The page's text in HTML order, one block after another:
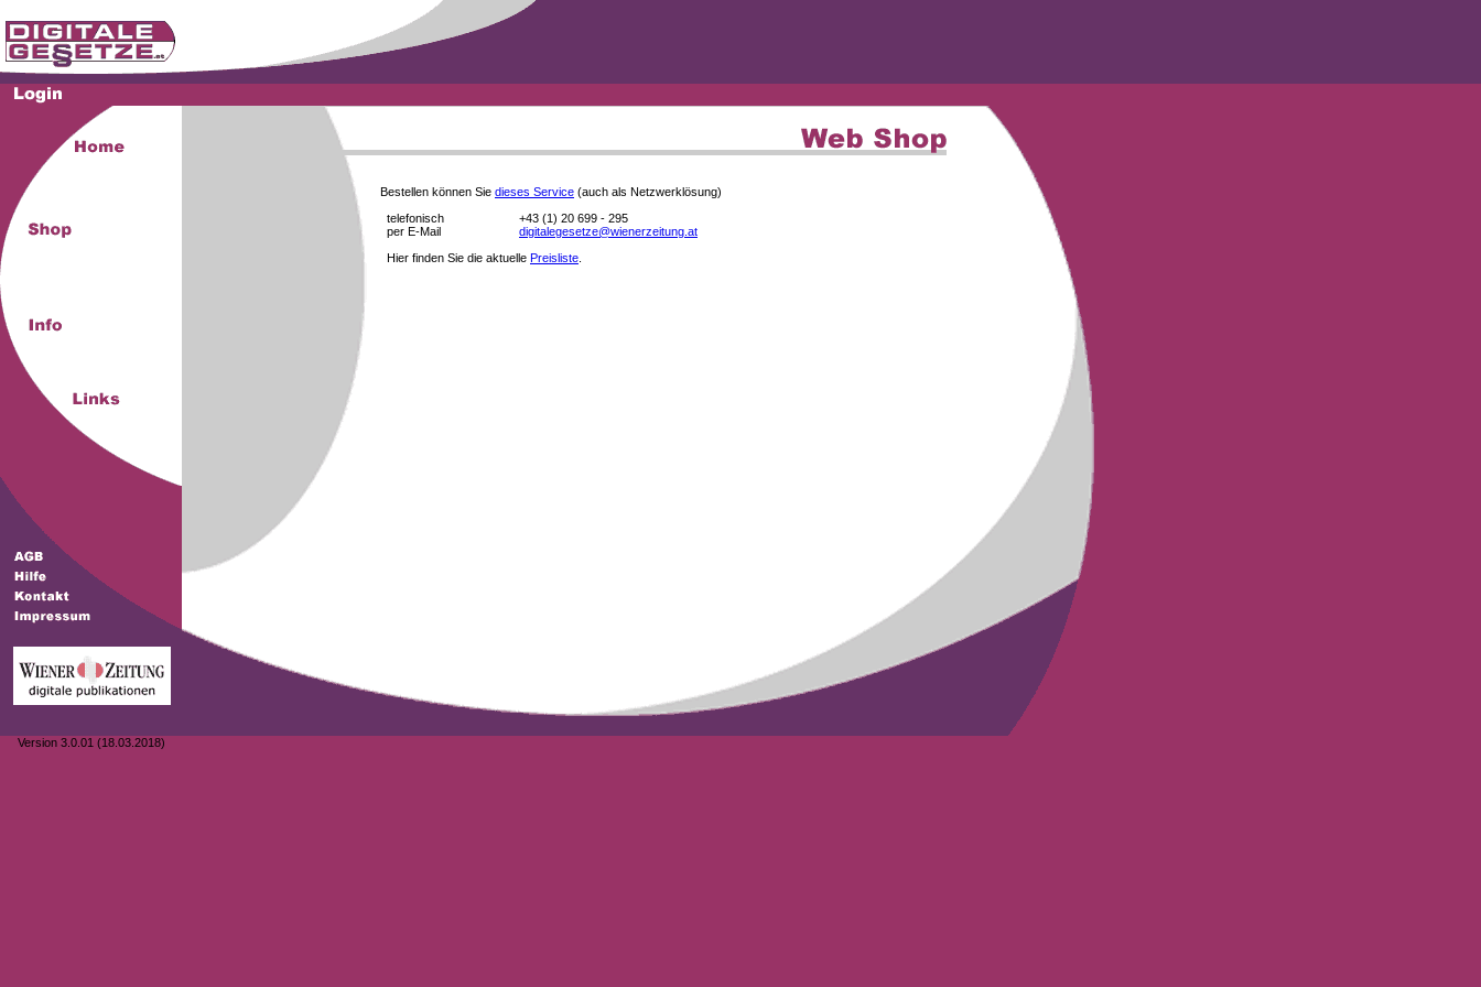
Version 3.0.01 (18.03.2018)
Bestellen können Sie dieses Service (auch als Netzwerklösung)
telefonisch
+43 (1) 20 699 - 295
per E-Mail
digitalegesetze@wienerzeitung.at
Hier finden Sie die aktuelle Preisliste